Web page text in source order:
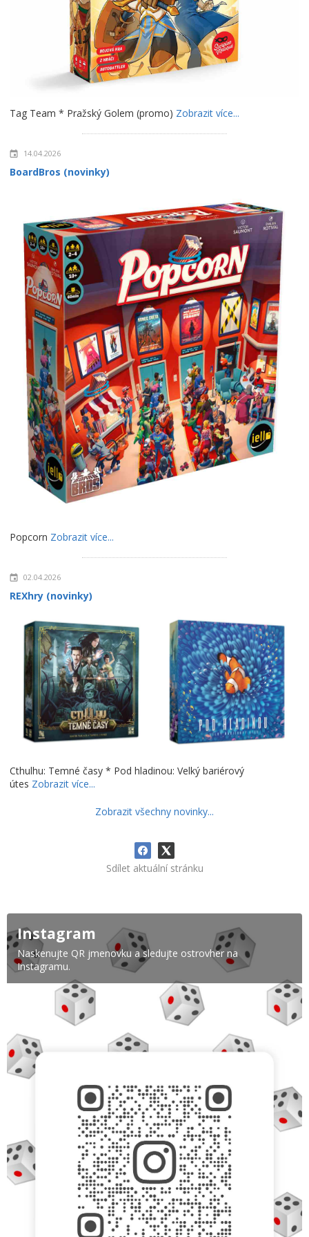
Tag Team * Pražský Golem (promo) Zobrazit více...
14.04.2026
BoardBros (novinky)
Popcorn Zobrazit více...
02.04.2026
REXhry (novinky)
Cthulhu: Temné časy * Pod hladinou: Velký bariérový
útes Zobrazit více...
Zobrazit všechny novinky...
Sdílet aktuální stránku
Instagram
Naskenujte QR jmenovku a sledujte ostrovher na
Instagramu.